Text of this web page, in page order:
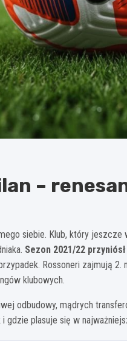
–
siebie. Klub, który jeszcze
Sezon 2021/22
Rossoneri zajmują
klubowych.
odbudowy, mądrych
gdzie plasuje się w